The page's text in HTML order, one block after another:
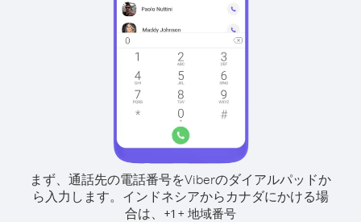
まず、通話先の電話番号をViberのダイアルパッドか
ら入力します。 インドネシアからカナダにかける場
合は、 +1 + 地域番号